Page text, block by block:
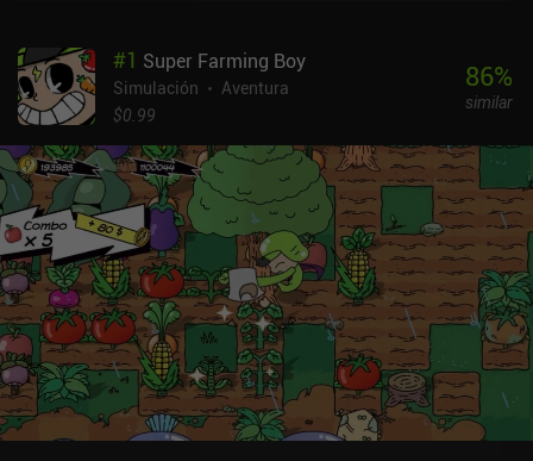
#1 Super Farming Boy
Simulación
Aventura
$0.99
86%
similar